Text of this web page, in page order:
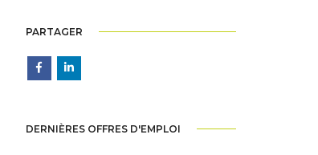
PARTAGER
DERNIÈRES OFFRES D'EMPLOI